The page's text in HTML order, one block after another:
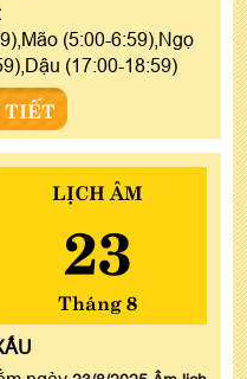
(5:00-6:59),Ngọ
(17:00-18:59)
TIẾT
LỊCH ÂM
23
Tháng 8